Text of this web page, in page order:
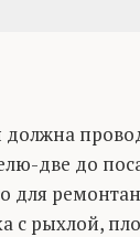
две до
для
с рыхлой,